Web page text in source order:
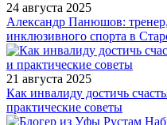
24 августа 2025
Александр Панюшов:
инклюзивного спорта в
21 августа 2025
Как инвалиду достичь
практические советы